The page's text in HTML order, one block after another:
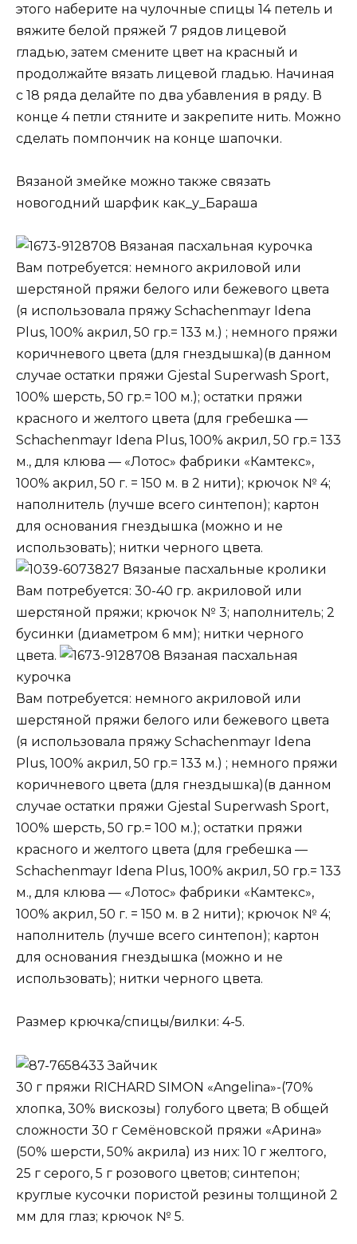
этого наберите на чулочные спицы 14 петель и
вяжите белой пряжей 7 рядов лицевой
гладью, затем смените цвет на красный и
продолжайте вязать лицевой гладью. Начиная
с 18 ряда делайте по два убавления в ряду. В
конце 4 петли стяните и закрепите нить. Можно
сделать помпончик на конце шапочки.
Вязаной змейке можно также связать
новогодний шарфик как_у_Бараша
Вязаная пасхальная курочка
Вам потребуется: немного акриловой или
шерстяной пряжи белого или бежевого цвета
(я использовала пряжу Schachenmayr Idena
Plus, 100% акрил, 50 гр.= 133 м.) ; немного пряжи
коричневого цвета (для гнездышка)(в данном
случае остатки пряжи Gjestal Superwash Sport,
100% шерсть, 50 гр.= 100 м.); остатки пряжи
красного и желтого цвета (для гребешка —
Schachenmayr Idena Plus, 100% акрил, 50 гр.= 133
м., для клюва — «Лотос» фабрики «Камтекс»,
100% акрил, 50 г. = 150 м. в 2 нити); крючок № 4;
наполнитель (лучше всего синтепон); картон
для основания гнездышка (можно и не
использовать); нитки черного цвета.
Вязаные пасхальные кролики
Вам потребуется: 30-40 гр. акриловой или
шерстяной пряжи; крючок № 3; наполнитель; 2
бусинки (диаметром 6 мм); нитки черного
цвета.
Вязаная пасхальная
курочка
Вам потребуется: немного акриловой или
шерстяной пряжи белого или бежевого цвета
(я использовала пряжу Schachenmayr Idena
Plus, 100% акрил, 50 гр.= 133 м.) ; немного пряжи
коричневого цвета (для гнездышка)(в данном
случае остатки пряжи Gjestal Superwash Sport,
100% шерсть, 50 гр.= 100 м.); остатки пряжи
красного и желтого цвета (для гребешка —
Schachenmayr Idena Plus, 100% акрил, 50 гр.= 133
м., для клюва — «Лотос» фабрики «Камтекс»,
100% акрил, 50 г. = 150 м. в 2 нити); крючок № 4;
наполнитель (лучше всего синтепон); картон
для основания гнездышка (можно и не
использовать); нитки черного цвета.
Размер крючка/спицы/вилки: 4-5.
Зайчик
30 г пряжи RICHARD SIMON «Angelina»-(70%
хлопка, 30% вискозы) голубого цвета; В общей
сложности 30 г Семёновской пряжи «Арина»
(50% шерсти, 50% акрила) из них: 10 г желтого,
25 г серого, 5 г розового цветов; синтепон;
круглые кусочки пористой резины толщиной 2
мм для глаз; крючок № 5.